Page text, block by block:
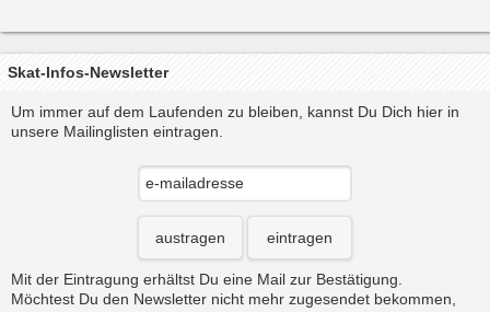
Skat-Infos-Newsletter
Um immer auf dem Laufenden zu bleiben, kannst Du Dich hier in
unsere Mailinglisten eintragen.
austragen eintragen
Mit der Eintragung erhältst Du eine Mail zur Bestätigung.
Möchtest Du den Newsletter nicht mehr zugesendet bekommen,